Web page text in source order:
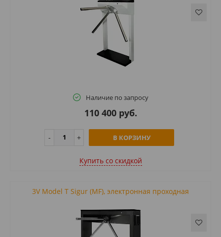
Наличие по запросу
110 400 руб.
В КОРЗИНУ
Купить cо скидкой
3V Model T Sigur (MF), электронная проходная